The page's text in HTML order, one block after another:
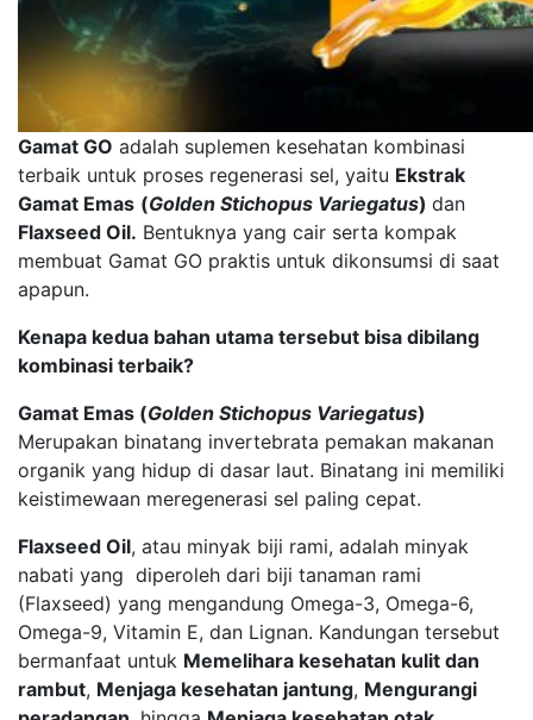
Gamat GO adalah suplemen kesehatan kombinasi
terbaik untuk proses regenerasi sel, yaitu Ekstrak
Gamat Emas (Golden Stichopus Variegatus) dan
Flaxseed Oil. Bentuknya yang cair serta kompak
membuat Gamat GO praktis untuk dikonsumsi di saat
apapun.
Kenapa kedua bahan utama tersebut bisa dibilang
kombinasi terbaik?
Gamat Emas (Golden Stichopus Variegatus)
Merupakan binatang invertebrata pemakan makanan
organik yang hidup di dasar laut. Binatang ini memiliki
keistimewaan meregenerasi sel paling cepat.
Flaxseed Oil, atau minyak biji rami, adalah minyak
nabati yang diperoleh dari biji tanaman rami
(Flaxseed) yang mengandung Omega-3, Omega-6,
Omega-9, Vitamin E, dan Lignan. Kandungan tersebut
bermanfaat untuk Memelihara kesehatan kulit dan
rambut, Menjaga kesehatan jantung, Mengurangi